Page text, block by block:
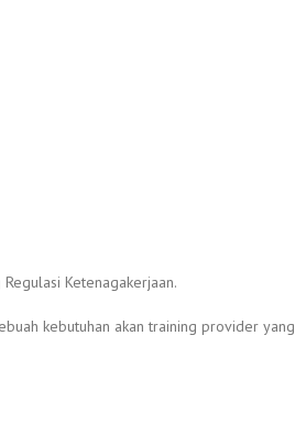
Ketenagakerjaan.
kebutuhan akan training provider yang